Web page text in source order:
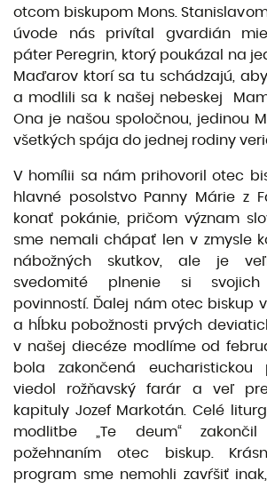
otcom biskupom Mons.
úvode nás privítal gvardián
páter Peregrin, ktorý poukázal na
Maďarov ktorí sa tu schádzajú,
a modlili sa k našej nebeskej
Ona je našou spoločnou, jedinou
všetkých spája do jednej rodiny
V homílii sa nám prihovoril otec
hlavné posolstvo Panny Márie z
konať pokánie, pričom význam
sme nemali chápať len v zmysle
nábožných skutkov, ale je
svedomité plnenie si svojich
povinností. Ďalej nám otec biskup
a hĺbku pobožnosti prvých
v našej diecéze modlíme od
bola zakončená eucharistickou
viedol rožňavský farár a veľ
kapituly Jozef Markotán. Celé
modlitbe „Te deum“ zakončil
požehnaním otec biskup.
program sme nemohli zavŕšiť